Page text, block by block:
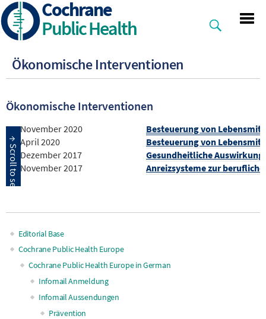
Skip
to
main
Cochrane
Public Health
Ökonomische Interventionen
Ökonomische Interventionen
November 2020
Besteuerung von
April 2020
Besteuerung von
Dezember 2017
Gesundheitliche
November 2017
Anreizsysteme zur
Main
navigation
Editorial Base
Cochrane Public Health Europe
Cochrane Public Health Europe in German
Infomail Anmeldung
Infomail Aussendungen
Prävention